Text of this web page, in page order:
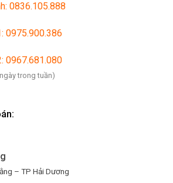
0836.105.888
0975.900.386
0967.681.080
trong tuần)
– TP Hải Dương